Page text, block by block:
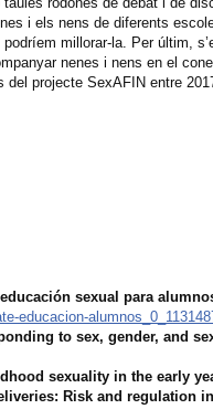
i els nens de diferents
millorar-la. Per últim,
nenes i nens en el
projecte SexAFIN entre
sexual para
educacion-
to sex, gender, and
sexuality in the early
Risk and regulation